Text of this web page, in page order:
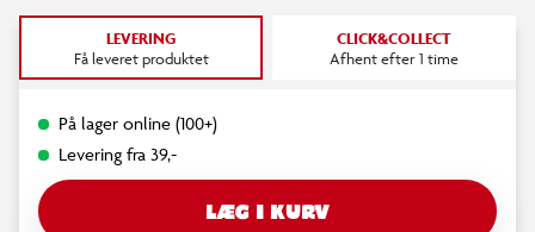
LEVERING
Få leveret produktet
CLICK&COLLECT
Afhent efter 1 time
På lager online (100+)
Levering fra 39,-
LÆG I KURV